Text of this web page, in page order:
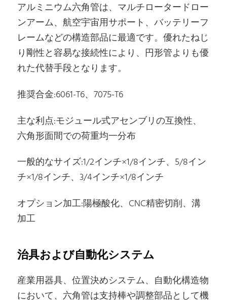
アルミニウム六角管は、マルチロータードロー
ンアーム、航空宇宙用サポート、バッテリーフ
レームなどの構造部品に最適です。優れたねじ
り剛性と容易な接続性により、円形管よりも優
れた代替手段となります。
推奨合金:6061-T6、7075-T6
主な利点:モジュール式アセンブリの互換性、
六角形面間での荷重均一分布
一般的なサイズ:1/2インチ×1/8インチ、5/8イン
チ×1/8インチ、3/4インチ×1/8インチ
オプション加工:陽極酸化、CNC精密切削、溝
加工
治具および自動化システム
産業用器具、位置決めシステム、自動化構造物
において、六角管は支持棒や調整部品として機